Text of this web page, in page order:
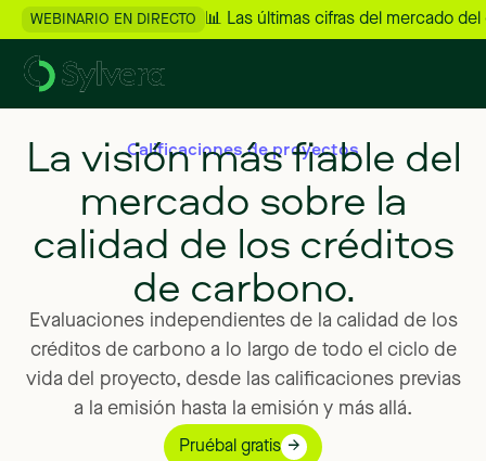
WEBINARIO EN DIRECTO 📊 Las últimas cifras del mercado
Calificaciones de proyectos
La visión más fiable del
mercado sobre la
calidad de los créditos
de carbono.
Evaluaciones independientes de la calidad de los
créditos de carbono a lo largo de todo el ciclo de
vida del proyecto, desde las calificaciones previas
a
la emisión hasta la emisión y más allá.
Pruébal gratis